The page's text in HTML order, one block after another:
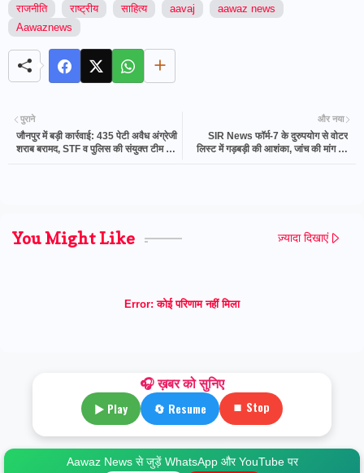
राजनीति
राष्ट्रीय साहित्य aavaj
aawaz news
Aawaznews
और नया
SIR News फॉर्म-7 के दुरुपयोग से वोटर
लिस्ट में गड़बड़ी की आशंका, जांच की मांग —
पुराने
जौनपुर में बड़ी कार्रवाई: 435 पेटी अवैध अंग्रेजी
शराब बरामद, STF व पुलिस की संयुक्त टीम ने
You Might Like ज़्यादा दिखाएं
Error: कोई परिणाम नहीं मिला
🎧 ख़बर को सुनिए
▶ Play 🔄 Resume ⏹ Stop
Aawaz News से जुड़ें WhatsApp और YouTube पर